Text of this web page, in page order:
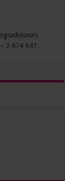
2 974 947.